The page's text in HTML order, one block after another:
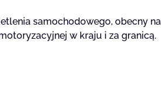
samochodowego, obecny
w kraju i za granicą.